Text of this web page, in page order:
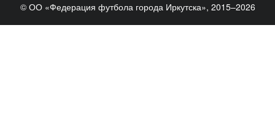
© ОО «Федерация футбола города Иркутска», 2015–2026